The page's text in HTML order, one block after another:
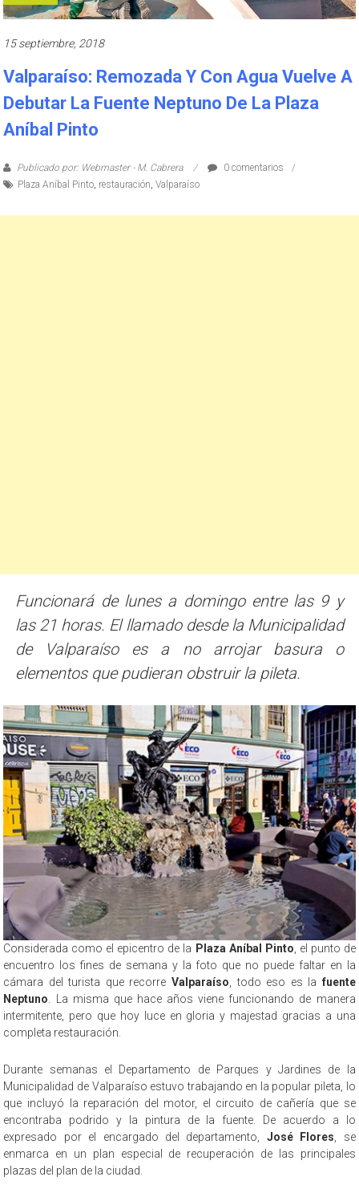
15 septiembre, 2018
Valparaíso: Remozada Y Con Agua Vuelve A
Debutar La Fuente Neptuno De La Plaza
Aníbal Pinto
Publicado por: Webmaster - M. Cabrera
0 comentarios
Plaza Aníbal Pinto restauración ,Valparaíso
Funcionará de lunes a domingo entre las 9 y
las 21 horas. El llamado desde la Municipalidad
de Valparaíso es a no arrojar basura o
elementos que pudieran obstruir la pileta.
Considerada como el epicentro de la Plaza Aníbal Pinto, el punto de
encuentro los fines de semana y la foto que no puede faltar en la
cámara del turista que recorre Valparaíso, todo eso es la fuente
Neptuno. La misma que hace años viene funcionando de manera
intermitente, pero que hoy luce en gloria y majestad gracias a una
completa restauración.
Durante semanas el Departamento de Parques y Jardines de la
Municipalidad de Valparaíso estuvo trabajando en la popular pileta, lo
que incluyó la reparación del motor, el circuito de cañería que se
encontraba podrido y la pintura de la fuente. De acuerdo a lo
expresado por el encargado del departamento, José Flores, se
enmarca en un plan especial de recuperación de las principales
plazas del plan de la ciudad.